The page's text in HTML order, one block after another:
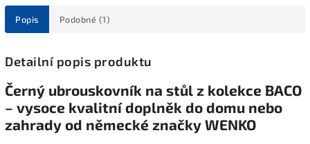
Popis Podobné (1)
Detailní popis produktu
Černý ubrouskovník na stůl z kolekce BACO
– vysoce kvalitní doplněk do domu nebo
zahrady od německé značky WENKO